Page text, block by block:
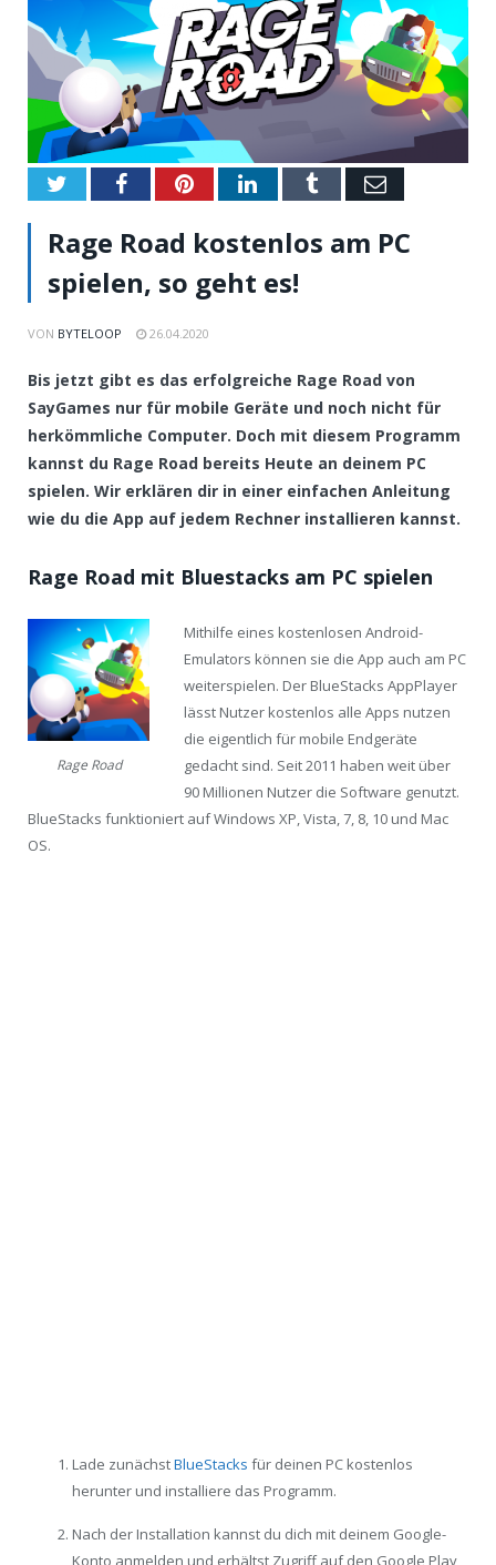
TwitterFacebookPinterestLinkedInTumblrEmail
Rage Road kostenlos am PC
spielen, so geht es!
VON BYTELOOP 26.04.2020
Bis jetzt gibt es das erfolgreiche Rage Road von
SayGames nur für mobile Geräte und noch nicht für
herkömmliche Computer. Doch mit diesem Programm
kannst du Rage Road bereits Heute an deinem PC
spielen. Wir erklären dir in einer einfachen Anleitung
wie du die App auf jedem Rechner installieren kannst.
Rage Road mit Bluestacks am PC spielen
Rage Road
Mithilfe eines kostenlosen Android-
Emulators können sie die App auch am PC
weiterspielen. Der BlueStacks AppPlayer
lässt Nutzer kostenlos alle Apps nutzen
die eigentlich für mobile Endgeräte
gedacht sind. Seit 2011 haben weit über
90 Millionen Nutzer die Software genutzt.
BlueStacks funktioniert auf Windows XP, Vista, 7, 8, 10 und Mac
OS.
Lade zunächstBlueStacks für deinen PC kostenlos
herunter und installiere das Programm.
Nach der Installation kannst du dich mit deinem Google-
Konto anmelden und erhältst Zugriff auf den Google Play